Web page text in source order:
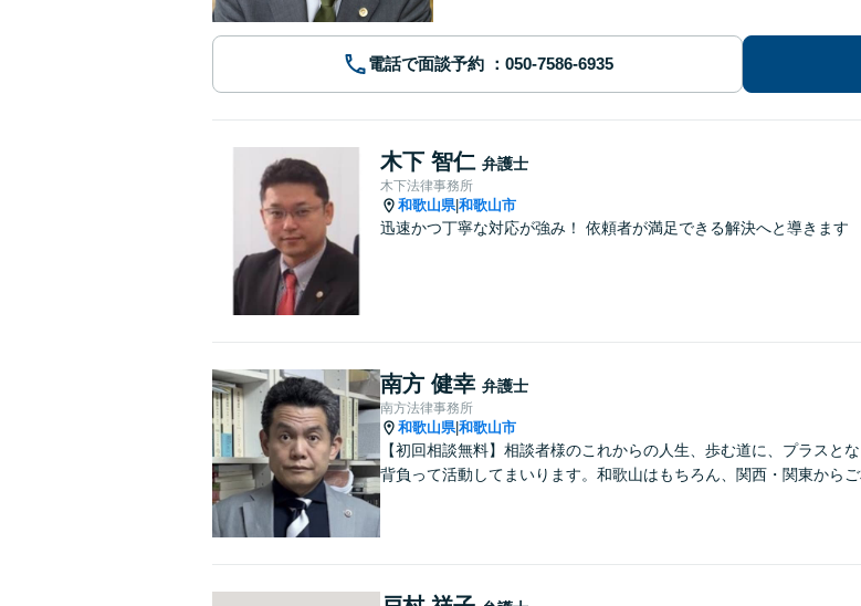
電話で面談予約
木下 智仁 弁護士
木下法律事務所
和歌山県|和歌山市
迅速かつ丁寧な対応が強み！ 依頼者が満足できる解決へと導きます
南方 健幸 弁護士
南方法律事務所
和歌山県|和歌山市
【初回相談無料】相談者様のこれからの人生、歩む道に、プラスと
背負って活動してまいります。和歌山はもちろん、関西・関東から